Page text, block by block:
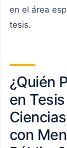
en el área
tesis.
¿Quién
en
con